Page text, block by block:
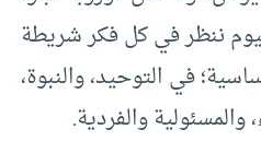
ننظر في كل فكر شريطة
في التوحيد، والنبوة،
والفردية.